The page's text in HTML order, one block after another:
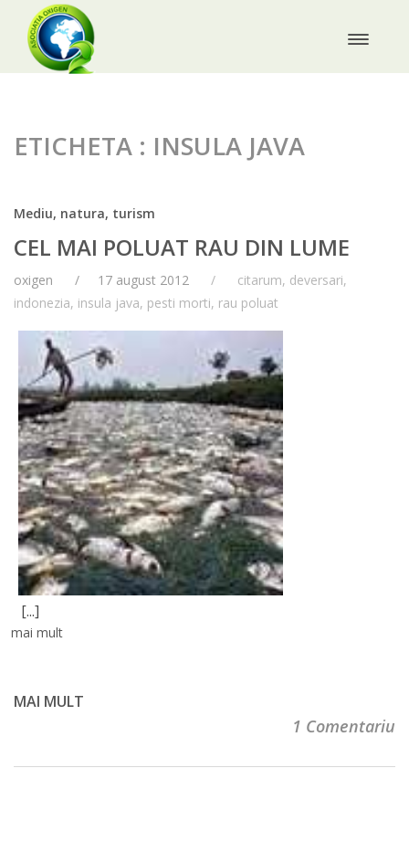
ETICHETA : INSULA JAVA
Mediu, natura, turism
CEL MAI POLUAT RAU DIN LUME
oxigen 17 august 2012 citarum, deversari,
indonezia, insula java, pesti morti, rau poluat
[...]
mai mult
MAI MULT
1 Comentariu